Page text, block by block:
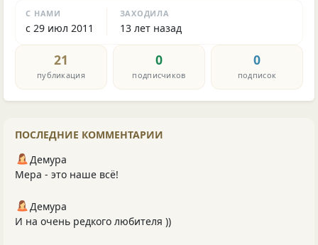
С НАМИ
с 29 июл 2011
ЗАХОДИЛА
13 лет назад
21
публикация
0
подписчиков
0
подписок
ПОСЛЕДНИЕ КОММЕНТАРИИ
Демура
Мера - это наше всё!
Демура
И на очень редкого любителя ))